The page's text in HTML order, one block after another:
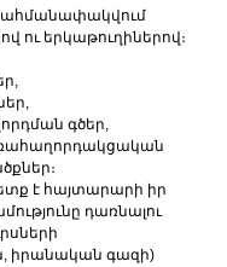
ու երկաթուղիներով։
գծեր,
է հայտարարի իր
դառնալու
իրանական գազի)